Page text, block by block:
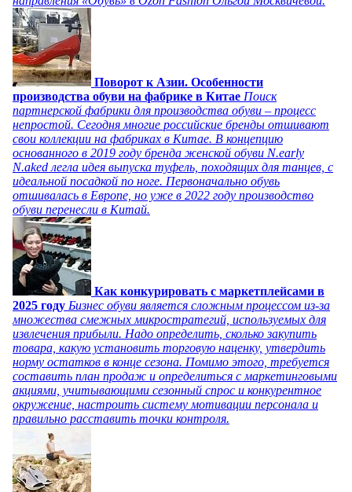
Поворот к Азии. Особенности
производства обуви на фабрике в Китае Поиск
партнерской фабрики для производства обуви – процесс
непростой. Сегодня многие российские бренды отшивают
свои коллекции на фабриках в Китае. В концепцию
основанного в 2019 году бренда женской обуви N.early
N.aked легла идея выпуска туфель, походящих для танцев, с
идеальной посадкой по ноге. Первоначально обувь
отшивалась в Европе, но уже в 2022 году производство
обуви перенесли в Китай.
Как конкурировать с маркетплейсами в
2025 году Бизнес обуви является сложным процессом из-за
множества смежных микростратегий, используемых для
извлечения прибыли. Надо определить, сколько закупить
товара, какую установить торговую наценку, утвердить
норму остатков в конце сезона. Помимо этого, требуется
составить план продаж и определиться с маркетинговыми
акциями, учитывающими сезонный спрос и конкурентное
окружение, настроить систему мотивации персонала и
правильно расставить точки контроля.